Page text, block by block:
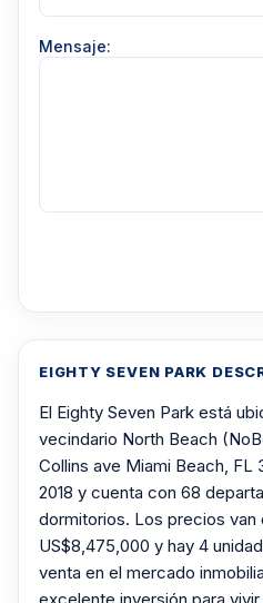
EIGHTY SEVEN PARK
El Eighty Seven Park está
vecindario North Beach
Collins ave Miami Beach, FL
2018 y cuenta con 68
dormitorios. Los precios van
US$8,475,000 y hay 4
venta en el mercado
Mensaje: